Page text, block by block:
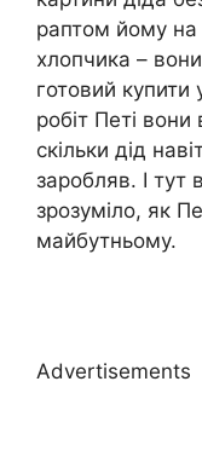
раптом йому на
хлопчика –
готовий купити
робіт Петі
скільки дід
зaробляв. І тут
зрозуміло, як
майбутньому.
Advertisements